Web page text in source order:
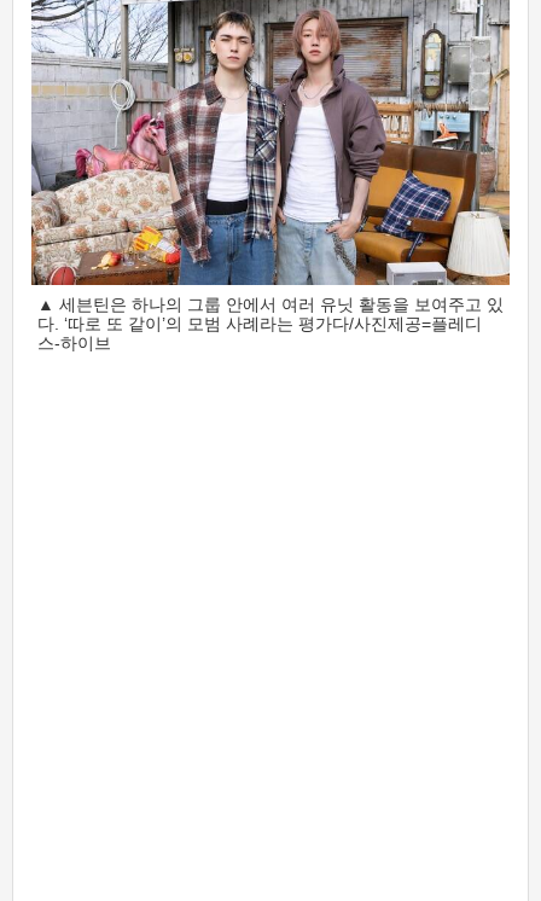
▲ 세븐틴은 하나의 그룹 안에서 여러 유닛 활동을 보여주고 있
다. ‘따로 또 같이’의 모범 사례라는 평가다/사진제공=플레디
스-하이브